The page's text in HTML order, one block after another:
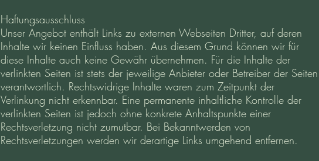
Haftungsausschluss
Unser Angebot enthält Links zu externen Webseiten Dritter, auf deren
Inhalte wir keinen Einfluss haben. Aus diesem Grund können wir für
diese Inhalte auch keine Gewähr übernehmen. Für die Inhalte der
verlinkten Seiten ist stets der jeweilige Anbieter oder Betreiber der Seiten
verantwortlich. Rechtswidrige Inhalte waren zum Zeitpunkt der
Verlinkung nicht erkennbar. Eine permanente inhaltliche Kontrolle der
verlinkten Seiten ist jedoch ohne konkrete Anhaltspunkte einer
Rechtsverletzung nicht zumutbar. Bei Bekanntwerden von
Rechtsverletzungen werden wir derartige Links umgehend entfernen.